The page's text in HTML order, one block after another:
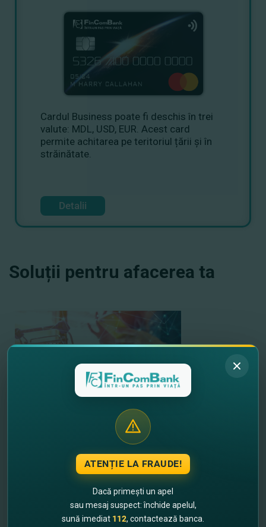
Cardul Business poate fi deschis în trei
valute: MDL, USD, EUR. Acest card
permite achitarea pe teritoriul țării și în
străinătate.
Detalii
Soluții pentru afacerea ta
Acum, e mai simplu să iniţiezi sau să-ți dezvolţi
afacerea în mediul online.ATENȚIE LA FRAUDE!
Dacă primești un apel
sau mesaj suspect: închide apelul,
sună imediat 112, contactează banca.